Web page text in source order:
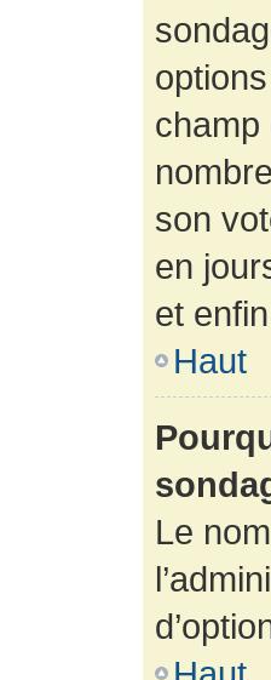
champ
son
en
et
Haut
Le